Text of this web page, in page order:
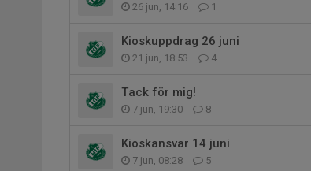
26 jun, 14:16 1
Kioskuppdrag 26 juni
21 jun, 18:53 4
Tack för mig!
7 jun, 19:30 8
Kioskansvar 14 juni
7 jun, 08:28 5